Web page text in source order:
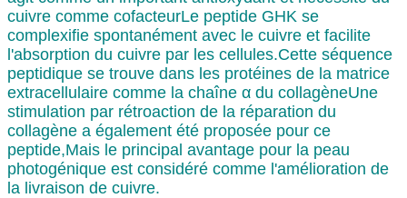
cuivre comme cofacteurLe peptide GHK se
complexifie spontanément avec le cuivre et facilite
l'absorption du cuivre par les cellules.Cette séquence
peptidique se trouve dans les protéines de la matrice
extracellulaire comme la chaîne α du collagèneUne
stimulation par rétroaction de la réparation du
collagène a également été proposée pour ce
peptide,Mais le principal avantage pour la peau
photogénique est considéré comme l'amélioration de
la livraison de cuivre.